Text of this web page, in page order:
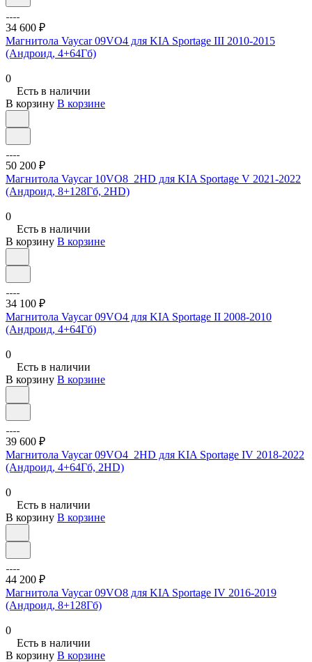
34 600 ₽
Магнитола Vaycar 09VO4 для KIA Sportage III 2010-2015
(Андроид, 4+64Гб)
0
Есть в наличии
В корзину В корзине
50 200 ₽
Магнитола Vaycar 10VO8_2HD для KIA Sportage V 2021-2022
(Андроид, 8+128Гб, 2HD)
0
Есть в наличии
В корзину В корзине
34 100 ₽
Магнитола Vaycar 09VO4 для KIA Sportage II 2008-2010
(Андроид, 4+64Гб)
0
Есть в наличии
В корзину В корзине
39 600 ₽
Магнитола Vaycar 09VO4_2HD для KIA Sportage IV 2018-2022
(Андроид, 4+64Гб, 2HD)
0
Есть в наличии
В корзину В корзине
44 200 ₽
Магнитола Vaycar 09VO8 для KIA Sportage IV 2016-2019
(Андроид, 8+128Гб)
0
Есть в наличии
В корзину В корзине